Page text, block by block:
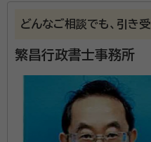
立松智美
行政書士
勤務
事務所口コミ（抜粋）：
満足度 5.0
ご利用時
まず、行政書士と司法書士の業
どんなご相談でも、引き
繁昌行政書士事務所